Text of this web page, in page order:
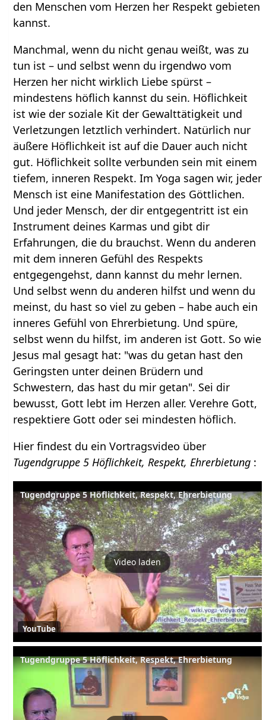
den Menschen vom Herzen her Respekt gebieten
kannst.
Manchmal, wenn du nicht genau weißt, was zu
tun ist – und selbst wenn du irgendwo vom
Herzen her nicht wirklich Liebe spürst –
mindestens höflich kannst du sein. Höflichkeit
ist wie der soziale Kit der Gewalttätigkeit und
Verletzungen letztlich verhindert. Natürlich nur
äußere Höflichkeit ist auf die Dauer auch nicht
gut. Höflichkeit sollte verbunden sein mit einem
tiefem, inneren Respekt. Im Yoga sagen wir, jeder
Mensch ist eine Manifestation des Göttlichen.
Und jeder Mensch, der dir entgegentritt ist ein
Instrument deines Karmas und gibt dir
Erfahrungen, die du brauchst. Wenn du anderen
mit dem inneren Gefühl des Respekts
entgegengehst, dann kannst du mehr lernen.
Und selbst wenn du anderen hilfst und wenn du
meinst, du hast so viel zu geben – habe auch ein
inneres Gefühl von Ehrerbietung. Und spüre,
selbst wenn du hilfst, im anderen ist Gott. So wie
Jesus mal gesagt hat: "was du getan hast den
Geringsten unter deinen Brüdern und
Schwestern, das hast du mir getan". Sei dir
bewusst, Gott lebt im Herzen aller. Verehre Gott,
respektiere Gott oder sei mindesten höflich.
Hier findest du ein Vortragsvideo über
Tugendgruppe 5 Höflichkeit, Respekt, Ehrerbietung :
Tugendgruppe 5 Höflichkeit, Respekt, Ehrerbietung‏‎
Video laden
YouTube
Tugendgruppe 5 Höflichkeit, Respekt, Ehrerbietung